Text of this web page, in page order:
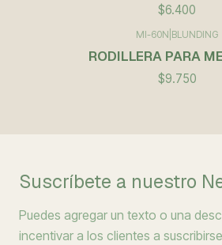
$6.400
MI-60N BLUNDING
RODILLERA PARA
$9.750
Suscríbete a nuestro
Puedes agregar un texto o una
incentivar a los clientes a